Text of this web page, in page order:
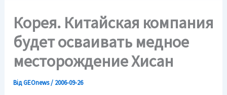
Корея. Китайская компания
будет осваивать медное
месторождение Хисан
ВідGEOnews/ 2006-09-26